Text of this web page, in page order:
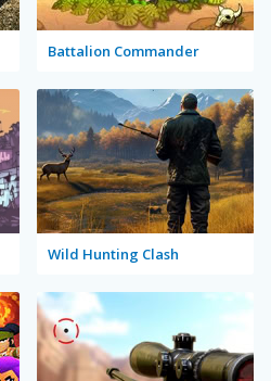
Battalion Commander
Wild Hunting Clash